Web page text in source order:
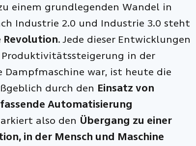
einem grundlegenden Wandel in
Industrie 2.0 und Industrie 3.0 steht
. Jede dieser Entwicklungen
in der
war, ist heute die
durch den Einsatz von
Automatisierung
also den Übergang zu einer
in der Mensch und Maschine